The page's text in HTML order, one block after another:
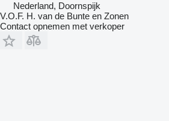
Nederland, Doornspijk
V.O.F. H. van de Bunte en Zonen
Contact opnemen met verkoper